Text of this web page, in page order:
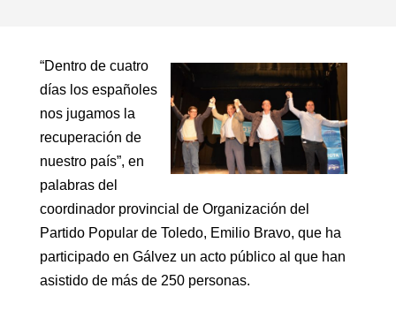
“Dentro de cuatro
días los españoles
nos jugamos la
recuperación de
nuestro país”, en
palabras del
coordinador provincial de Organización del
Partido Popular de Toledo, Emilio Bravo, que ha
participado en Gálvez un acto público al que han
asistido de más de 250 personas.